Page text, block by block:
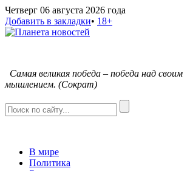
Четверг 06 августа 2026 года
Добавить в закладки• 18+
Самая великая победа – победа над
мышлением. (Сократ)
В мире
Политика